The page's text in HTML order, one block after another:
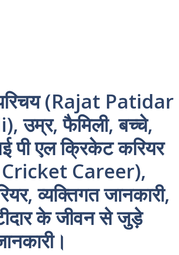
परिचय (Rajat Patidar
फैमिली, बच्चे,
पी एल क्रिकेट करियर
Career),
व्यक्तिगत जानकारी,
के जीवन से जुड़े